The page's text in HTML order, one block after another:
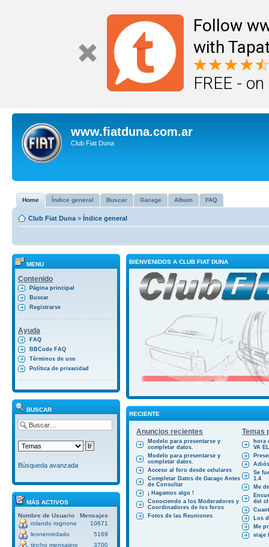
Follow
with
FREE -
www.fiatduna.com.ar
Club Fiat Duna
Home Índice general Buscar Garage Album FAQ
Club Fiat Duna » Índice general
MENU
Contenido
Página principal
Buscar
Registrarse
Ayuda
FAQ
BBCode FAQ
Términos de uso
Política de privacidad
BUSCAR
Búsqueda avanzada
MÁS ACTIVOS
Nombre de Usuario
Mensajes
rolando rognone
10671
leonenredado
5169
tincho mensajero
3700
BIENVENIDOS A CLUB FIAT DUNA
RECIENTE
Anuncios recientes Temas
Modelo para presentarse y
completar datos.
Modelo para presentarse y
completar datos.
Acceso al foro desde celulares
Completar Datos de Garage Antes
de Consultar
¡ Hagamos algo !
Conociendo a los Moderadores y
Coordinadores de los foros
Fotos de las Reuniones
hora
VA
Se
1.4
Me
del
Los
Me
viaje